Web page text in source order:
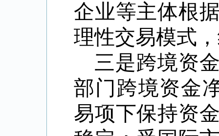
企业等主体根
理性交易模式
三是跨境资
部门跨境资金
易项下保持资